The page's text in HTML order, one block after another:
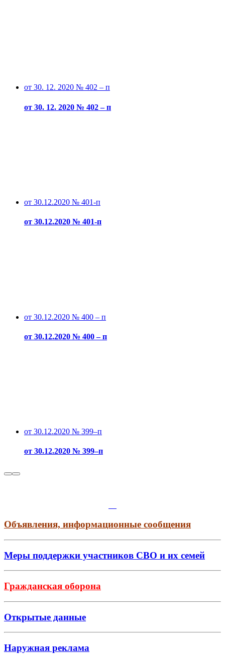
от 30. 12. 2020 № 402 – п
от 30. 12. 2020 № 402 – п
от 30.12.2020 № 401-п
от 30.12.2020 № 401-п
от 30.12.2020 № 400 – п
от 30.12.2020 № 400 – п
от 30.12.2020 № 399–п
от 30.12.2020 № 399–п
Объявления, информационные сообщения
Меры поддержки участников СВО и их семей
Гражданская оборона
Открытые данные
Наружная реклама